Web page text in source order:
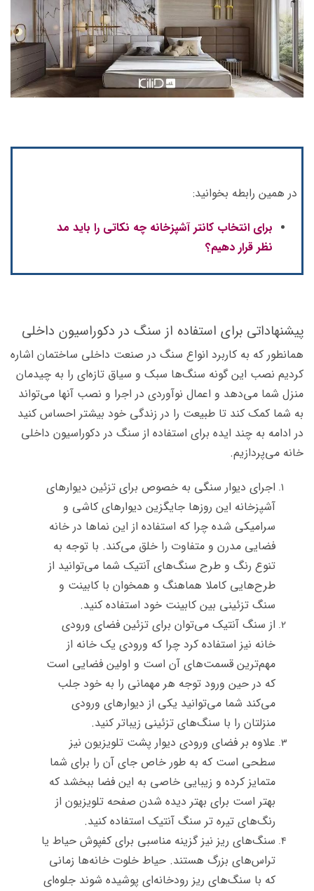
در همین رابطه بخوانید:
برای انتخاب کانتر آشپزخانه چه نکاتی را باید مد
نظر قرار دهیم؟
پیشنهاداتی برای استفاده از سنگ در دکوراسیون داخلی
همانطور که به کاربرد انواع سنگ در صنعت داخلی ساختمان اشاره
کردیم نصب این گونه سنگ‌ها سبک و سیاق تازه‌ای را به چیدمان
منزل شما می‌دهد و اعمال نوآوردی در اجرا و نصب آنها می‌تواند
به شما کمک کند تا طبیعت را در زندگی خود بیشتر احساس کنید
در ادامه به چند ایده برای استفاده از سنگ در دکوراسیون داخلی
خانه می‌پردازیم.
اجرای دیوار سنگی به خصوص برای تزئین دیوارهای
آشپزخانه این روزها جایگزین دیوارهای کاشی و
سرامیکی شده چرا که استفاده از این نماها در خانه
فضایی مدرن و متفاوت را خلق می‌کند. با توجه به
تنوع رنگ و طرح سنگ‌های آنتیک شما می‌توانید از
طرح‌هایی کاملا هماهنگ و همخوان با کابینت و
سنگ تزئینی بین کابینت خود استفاده کنید.
از سنگ آنتیک می‌توان برای تزئین فضای ورودی
خانه نیز استفاده کرد چرا که ورودی یک خانه از
مهم‌ترین قسمت‌های آن است و اولین فضایی است
که در حین ورود توجه هر مهمانی را به خود جلب
می‌کند شما می‌توانید یکی از دیوارهای ورودی
منزلتان را با سنگ‌های تزئینی زیباتر کنید.
علاوه بر فضای ورودی دیوار پشت تلویزیون نیز
سطحی است که به طور خاص جای آن را برای شما
متمایز کرده و زیبایی خاصی به این فضا ببخشد که
بهتر است برای بهتر دیده شدن صفحه تلویزیون از
رنگ‌های تیره تر سنگ آنتیک استفاده کنید.
سنگ‌های ریز نیز گزینه مناسبی برای کفپوش حیاط یا
تراس‌های بزرگ هستند. حیاط خلوت خانه‌ها زمانی
که با سنگ‌های ریز رودخانه‌ای پوشیده شوند جلوه‌ای